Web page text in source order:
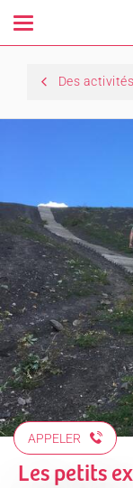
Toggle
navigation
Des
APPELER
Les petits